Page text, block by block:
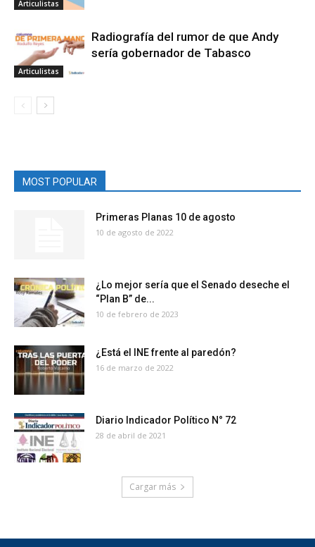
Articulistas
Articulistas
Radiografía del rumor de que Andy
sería gobernador de Tabasco
MOST POPULAR
Primeras Planas 10 de agosto
10 de agosto de 2022
¿Lo mejor sería que el Senado deseche el
“Plan B” de...
10 de febrero de 2023
¿Está el INE frente al paredón?
16 de marzo de 2022
Diario Indicador Político N° 72
28 de abril de 2021
Cargar más